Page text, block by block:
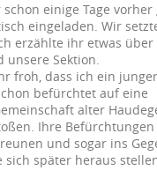
einige Tage
eingeladen. Wir
erzählte ihr etwas über
unsere Sektion.
froh, dass ich ein
befürchtet auf eine
alter
Ihre
und sogar ins
sich später heraus